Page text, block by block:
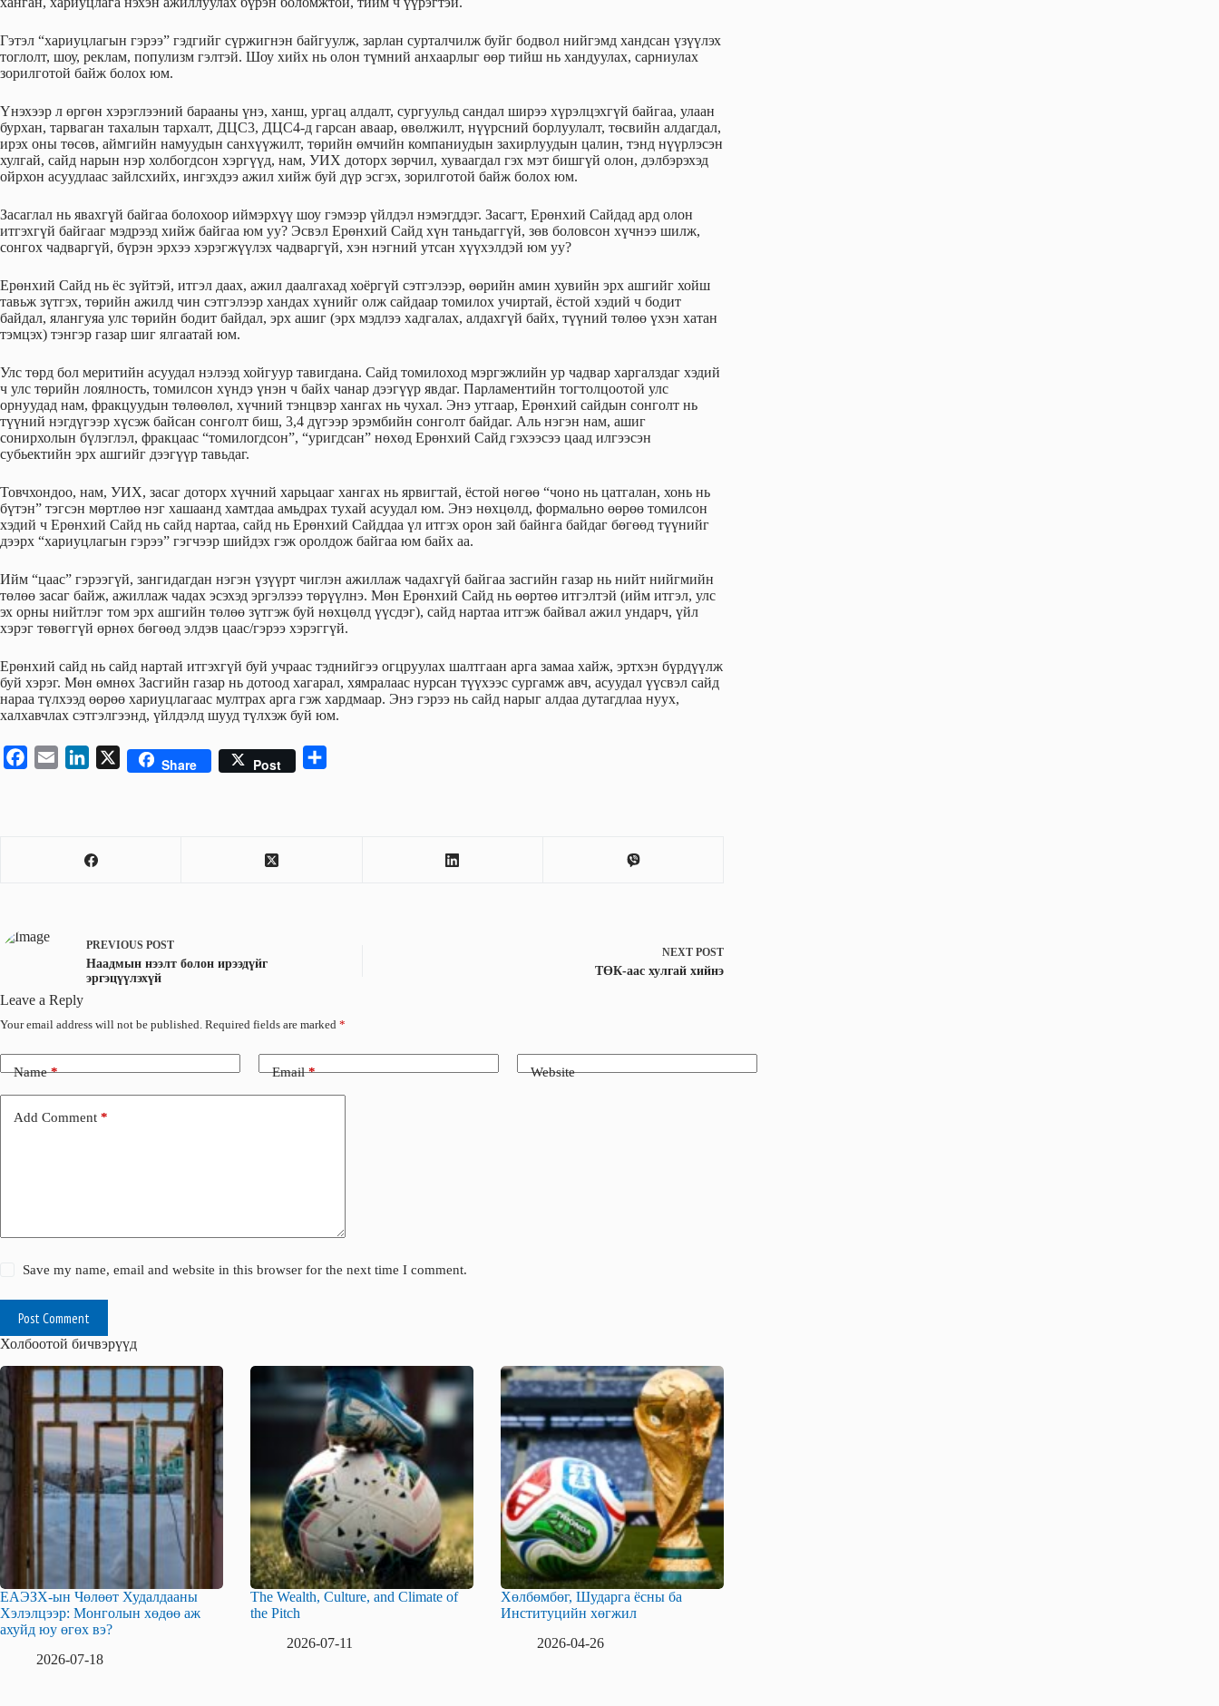
Гэтэл “хариуцлагын гэрээ” гэдгийг сүржигнэн байгуулж, зарлан сурталчилж буйг бодвол нийгэмд хандсан үзүүлэх
тоглолт, шоу, реклам, популизм гэлтэй. Шоу хийх нь олон түмний анхаарлыг өөр тийш нь хандуулах, сарниулах
зорилготой байж болох юм.
Үнэхээр л өргөн хэрэглээний барааны үнэ, ханш, ургац алдалт, сургуульд сандал ширээ хүрэлцэхгүй байгаа, улаан
бурхан, тарваган тахалын тархалт, ДЦС3, ДЦС4-д гарсан аваар, өвөлжилт, нүүрсний борлуулалт, төсвийн алдагдал,
ирэх оны төсөв, аймгийн намуудын санхүүжилт, төрийн өмчийн компаниудын захирлуудын цалин, тэнд нүүрлэсэн
хулгай, сайд нарын нэр холбогдсон хэргүүд, нам, УИХ доторх зөрчил, хуваагдал гэх мэт бишгүй олон, дэлбэрэхэд
ойрхон асуудлаас зайлсхийх, ингэхдээ ажил хийж буй дүр эсгэх, зорилготой байж болох юм.
Засаглал нь явахгүй байгаа болохоор иймэрхүү шоу гэмээр үйлдэл нэмэгддэг. Засагт, Ерөнхий Сайдад ард олон
итгэхгүй байгааг мэдрээд хийж байгаа юм уу? Эсвэл Ерөнхий Сайд хүн таньдаггүй, зөв боловсон хүчнээ шилж,
сонгох чадваргүй, бүрэн эрхээ хэрэгжүүлэх чадваргүй, хэн нэгний утсан хүүхэлдэй юм уу?
Ерөнхий Сайд нь ёс зүйтэй, итгэл даах, ажил даалгахад хоёргүй сэтгэлээр, өөрийн амин хувийн эрх ашгийг хойш
тавьж зүтгэх, төрийн ажилд чин сэтгэлээр хандах хүнийг олж сайдаар томилох учиртай, ёстой хэдий ч бодит
байдал, ялангуяа улс төрийн бодит байдал, эрх ашиг (эрх мэдлээ хадгалах, алдахгүй байх, түүний төлөө үхэн хатан
тэмцэх) тэнгэр газар шиг ялгаатай юм.
Улс төрд бол меритийн асуудал нэлээд хойгуур тавигдана. Сайд томилоход мэргэжлийн ур чадвар харгалздаг хэдий
ч улс төрийн лоялность, томилсон хүндэ үнэн ч байх чанар дээгүүр явдаг. Парламентийн тогтолцоотой улс
орнуудад нам, фракцуудын төлөөлөл, хүчний тэнцвэр хангах нь чухал. Энэ утгаар, Ерөнхий сайдын сонголт нь
түүний нэгдүгээр хүсэж байсан сонголт биш, 3,4 дүгээр эрэмбийн сонголт байдаг. Аль нэгэн нам, ашиг
сонирхолын бүлэглэл, фракцаас “томилогдсон”, “уригдсан” нөхөд Ерөнхий Сайд гэхээсээ цаад илгээсэн
субьектийн эрх ашгийг дээгүүр тавьдаг.
Товчхондоо, нам, УИХ, засаг доторх хүчний харьцааг хангах нь ярвигтай, ёстой нөгөө “чоно нь цатгалан, хонь нь
бүтэн” тэгсэн мөртлөө нэг хашаанд хамтдаа амьдрах тухай асуудал юм. Энэ нөхцөлд, формально өөрөө томилсон
хэдий ч Ерөнхий Сайд нь сайд нартаа, сайд нь Ерөнхий Сайддаа үл итгэх орон зай байнга байдаг бөгөөд түүнийг
дээрх “хариуцлагын гэрээ” гэгчээр шийдэх гэж оролдож байгаа юм байх аа.
Ийм “цаас” гэрээгүй, зангидагдан нэгэн үзүүрт чиглэн ажиллаж чадахгүй байгаа засгийн газар нь нийт нийгмийн
төлөө засаг байж, ажиллаж чадах эсэхэд эргэлзээ төрүүлнэ. Мөн Ерөнхий Сайд нь өөртөө итгэлтэй (ийм итгэл, улс
эх орны нийтлэг том эрх ашгийн төлөө зүтгэж буй нөхцөлд үүсдэг), сайд нартаа итгэж байвал ажил ундарч, үйл
хэрэг төвөггүй өрнөх бөгөөд элдэв цаас/гэрээ хэрэггүй.
Ерөнхий сайд нь сайд нартай итгэхгүй буй учраас тэднийгээ огцруулах шалтгаан арга замаа хайж, эртхэн бүрдүүлж
буй хэрэг. Мөн өмнөх Засгийн газар нь дотоод хагарал, хямралаас нурсан түүхээс сургамж авч, асуудал үүсвэл сайд
нараа түлхээд өөрөө хариуцлагаас мултрах арга гэж хардмаар. Энэ гэрээ нь сайд нарыг алдаа дутагдлаа нуух,
халхавчлах сэтгэлгээнд, үйлдэлд шууд түлхэж буй юм.
e
Share Post
PREVIOUS POST
Наадмын нээлт болон ирээдүйг
эргэцүүлэхүй
NEXTPOST
ТӨК-аас хулгай хийнэ
Leave a Reply
Your email address will not be published. Required fields are marked *
Name* Email* Website
Add Comment *
Save my name, email and website in this browser for the next time I comment.
Post Comment
Холбоотой бичвэрүүд
ЕАЭЗХ-ын Чөлөөт Худалдааны
Хэлэлцээр: Монголын хөдөө аж
ахуйд юу өгөх вэ?
2026-07-18
The Wealth, Culture, and Climate of
the Pitch
2026-07-11
Хөлбөмбөг, Шударга ёсны ба
Институцийн хөгжил
2026-04-26